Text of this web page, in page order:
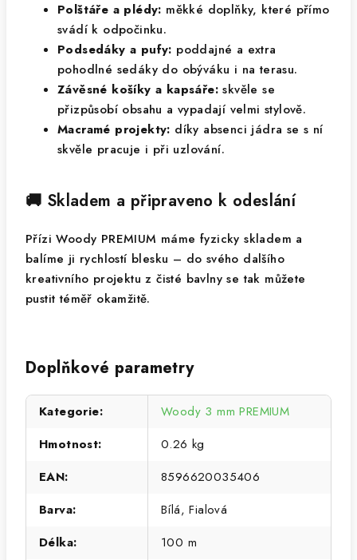
Polštáře a plédy: měkké doplňky, které přímo
svádí k odpočinku.
Podsedáky a pufy: poddajné a extra
pohodlné sedáky do obýváku i na terasu.
Závěsné košíky a kapsáře: skvěle se
přizpůsobí obsahu a vypadají velmi stylově.
Macramé projekty: díky absenci jádra se s ní
skvěle pracuje i při uzlování.
🚚 Skladem a připraveno k odeslání
Přízi Woody PREMIUM máme fyzicky skladem a
balíme ji rychlostí blesku – do svého dalšího
kreativního projektu z čisté bavlny se tak můžete
pustit téměř okamžitě.
Doplňkové parametry
Kategorie:
Woody 3 mm PREMIUM
Hmotnost:
0.26 kg
EAN:
8596620035406
Barva:
Bílá, Fialová
Délka:
100 m